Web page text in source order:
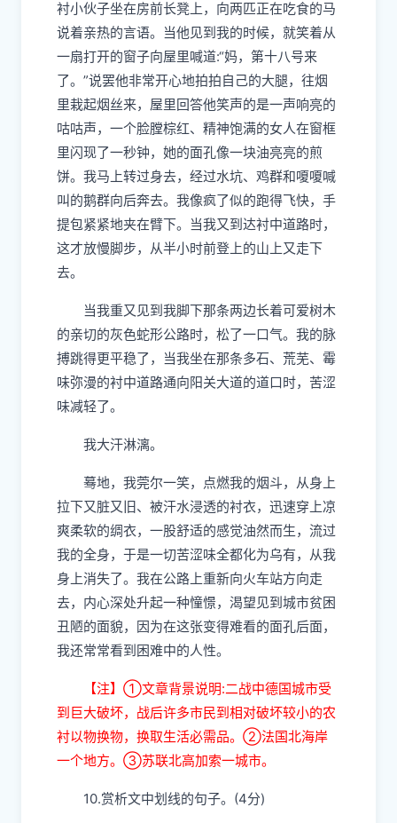
衬小伙子坐在房前长凳 上，向两匹正在吃食的马
说着亲热的言语。当他见到我的时候，就笑着从
一扇打开的窗子向屋里喊道:“妈，第十八号来
了。”说罢他非常开心地拍拍自己的大腿，往烟
里栽起烟丝来，屋里回答他笑声的是一声响亮的
咕咕声，一个脸膛棕红、精神饱满的女人在窗框
里闪现了一秒钟，她的面孔像一块油亮亮的煎
饼。我马上转过身去，经过水坑、鸡群和嗄嗄喊
叫的鹅群向后奔去。我像疯了似的跑得飞快，手
提包紧紧地夹在臂下。当我又到达衬中道路时，
这才放慢脚步，从半小时前登上的山上又走下
去。
当我重又见到我脚下那条两边长着可爱树木
的亲切的灰色蛇形公路时，松了一口气。我的脉
搏跳得更平稳了，当我坐在那条多石、 荒芜、 霉
味弥漫的衬中道路通向阳关大道的道口时， 苦涩
味减轻了。
我大汗淋漓。
蓦地，我莞尔一笑，点燃我的烟斗，从身上
拉下又脏又旧、被汗水浸透的衬衣，迅速穿上凉
爽柔软的绸衣，一股舒适的感觉油然而生，流过
我的全身，于是一切苦涩味全都化为乌有，从我
身上消失了。我在公路上重新向火车站方向走
去，内心深处升起一种憧憬，渴望见到城市贫困
丑陋的面貌，因为在这张变得难看的面孔后面，
我还常常看到困难中的人性。
【注】 ①文章背景说明:二战中德国城市受
到巨大破坏，战后许多市民到相对破坏较小的农
衬以物换物，换取生活必需品。 ②法国北海岸
一个地方。 ③苏联北高加索一城市。
10.赏析文中划线的句子。(4分)